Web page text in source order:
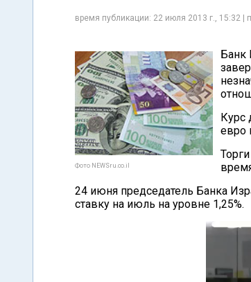
время публикации: 22 июля 2013 г., 15:32
Фото NEWSru.co.il
Банк
Курс
евро
24 июня председатель Банка
ставку на июль на уровне 1,25%.